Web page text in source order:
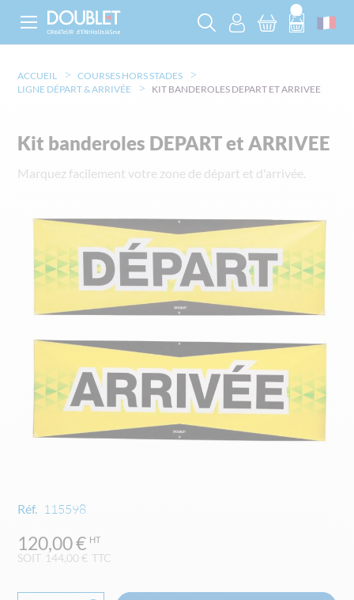
ACCUEIL
COURSES HORS STADES
LIGNE DÉPART & ARRIVÉE
KIT BANDEROLES DEPART ET ARRIVEE
Réf. 115598
SOIT 144,00 € TTC
120,00 €
Kit banderoles DEPART et ARRIVEE
Marquez facilement votre zone de départ et d'arrivée.
the
images
Skip
the
beginning